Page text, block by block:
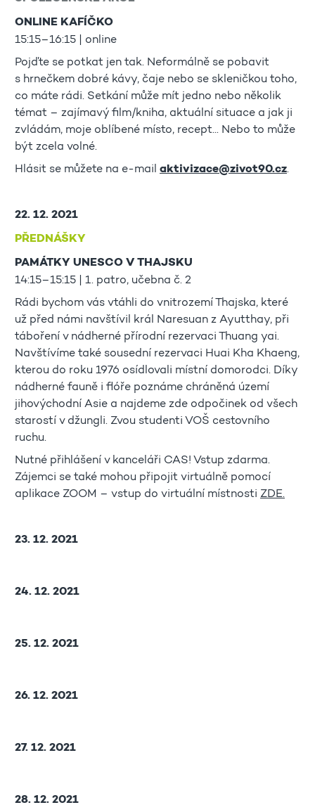
ONLINE KAFÍČKO
15:15–16:15 | online
Pojďte se potkat jen tak. Neformálně se pobavit
s hrnečkem dobré kávy, čaje nebo se skleničkou toho,
co máte rádi. Setkání může mít jedno nebo několik
témat – zajímavý film/kniha, aktuální situace a jak ji
zvládám, moje oblíbené místo, recept... Nebo to může
být zcela volné.
Hlásit se můžete na e-mail aktivizace@zivot90.cz.
22. 12. 2021
PŘEDNÁŠKY
PAMÁTKY UNESCO V THAJSKU
14:15–15:15 | 1. patro, učebna č. 2
Rádi bychom vás vtáhli do vnitrozemí Thajska, které
už před námi navštívil král Naresuan z Ayutthay, při
táboření v nádherné přírodní rezervaci Thuang yai.
Navštívíme také sousední rezervaci Huai Kha Khaeng,
kterou do roku 1976 osídlovali místní domorodci. Díky
nádherné fauně i flóře poznáme chráněná území
jihovýchodní Asie a najdeme zde odpočinek od všech
starostí v džungli. Zvou studenti VOŠ cestovního
ruchu.
Nutné přihlášení v kanceláři CAS! Vstup zdarma.
Zájemci se také mohou připojit virtuálně pomocí
aplikace ZOOM – vstup do virtuální místnosti ZDE.
23. 12. 2021
24. 12. 2021
25. 12. 2021
26. 12. 2021
27. 12. 2021
28. 12. 2021